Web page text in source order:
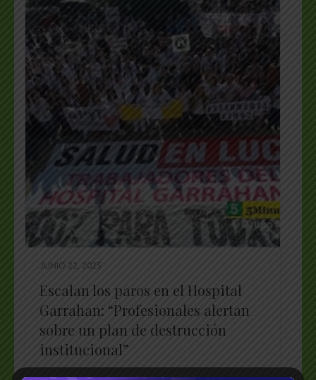
JUNIO 22, 2025
Escalan los paros en el Hospital
Garrahan: “Profesionales alertan
sobre un plan de destrucción
institucional”